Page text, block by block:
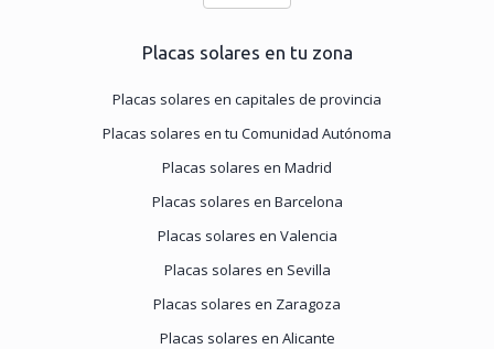
Placas solares en tu zona
Placas solares en capitales de provincia
Placas solares en tu Comunidad Autónoma
Placas solares en Madrid
Placas solares en Barcelona
Placas solares en Valencia
Placas solares en Sevilla
Placas solares en Zaragoza
Placas solares en Alicante